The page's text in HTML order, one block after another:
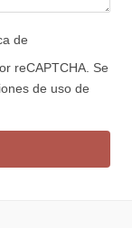
de
reCAPTCHA. Se
de uso de